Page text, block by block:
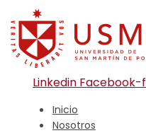
Linkedin Facebook-f
Inicio
Nosotros